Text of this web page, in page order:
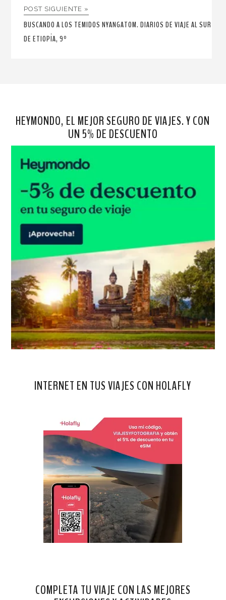
POST SIGUIENTE »
BUSCANDO A LOS TEMIDOS NYANGATOM. DIARIOS DE VIAJE AL SUR
DE ETIOPÍA, 9º
HEYMONDO, EL MEJOR SEGURO DE VIAJES. Y CON
UN 5% DE DESCUENTO
INTERNET EN TUS VIAJES CON HOLAFLY
COMPLETA TU VIAJE CON LAS MEJORES